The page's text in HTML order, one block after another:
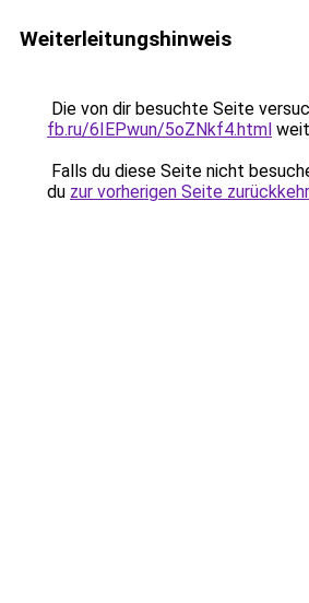
Weiterleitungshinweis
Die von dir besuchte Seite
fb.ru/6IEPwun/5oZNkf4.html
Falls du diese Seite nicht
du zur vorherigen Seite